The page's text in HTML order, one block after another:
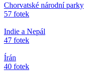
Chorvatské národní parky
57 fotek
Indie a Nepál
47 fotek
Írán
40 fotek